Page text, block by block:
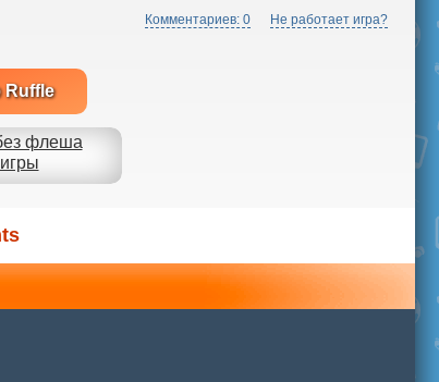
Комментариев: 0 Не работает игра?
Ruffle
флеша